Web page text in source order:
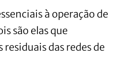
à operação de
são elas que
residuais das redes de